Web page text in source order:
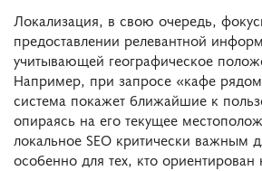
Локализация, в свою очередь,
предоставлении релевантной
учитывающей географическое
Например, при запросе «кафе
система покажет ближайшие к
опираясь на его текущее
локальное SEO критически важным
особенно для тех, кто